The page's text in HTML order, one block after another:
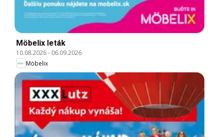
Möbelix leták
10.08.2026- 06.09.2026
Möbelix